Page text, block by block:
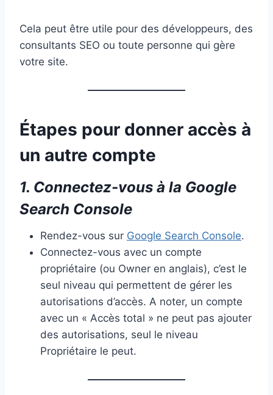
Cela peut être utile pour des développeurs, des
consultants SEO ou toute personne qui gère
votre site.
Étapes pour donner accès à
un autre compte
1. Connectez-vous à la Google
Search Console
Rendez-vous sur Google Search Console.
Connectez-vous avec un compte
propriétaire (ou Owner en anglais), c’est le
seul niveau qui permettent de gérer les
autorisations d’accès. A noter, un compte
avec un « Accès total » ne peut pas ajouter
des autorisations, seul le niveau
Propriétaire le peut.